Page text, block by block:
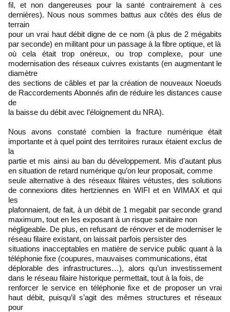
fil, et non dangereuses pour la santé contrairement à ces
dernières). Nous nous sommes battus aux côtés des élus de
terrain
pour un vrai haut débit digne de ce nom (à plus de 2 mégabits
par seconde) en militant pour un passage à la fibre optique, et là
où cela était trop onéreux, ou trop complexe, pour une
modernisation des réseaux cuivres existants (en augmentant le
diamètre
des sections de câbles et par la création de nouveaux Noeuds
de Raccordements Abonnés afin de réduire les distances cause
de
la baisse du débit avec l’éloignement du NRA).
Nous avons constaté combien la fracture numérique était
importante et à quel point des territoires ruraux étaient exclus de
la
partie et mis ainsi au ban du développement. Mis d’autant plus
en situation de retard numérique qu’on leur proposait, comme
seule alternative à des réseaux filaires vétustes, des solutions
de connexions dites hertziennes en WIFI et en WIMAX et qui
les
plafonnaient, de fait, à un débit de 1 megabit par seconde grand
maximum, tout en les exposant à un risque sanitaire non
négligeable. De plus, en refusant de rénover et de moderniser le
réseau filaire existant, on laissait parfois persister des
situations inacceptables en matière de service public quant à la
téléphonie fixe (coupures, mauvaises communications, état
déplorable des infrastructures…), alors qu’un investissement
dans le réseau filaire historique permettait, tout à la fois, de
renforcer le service en téléphonie fixe et de proposer un vrai
haut débit, puisqu’il s’agit des mêmes structures et réseaux
pour